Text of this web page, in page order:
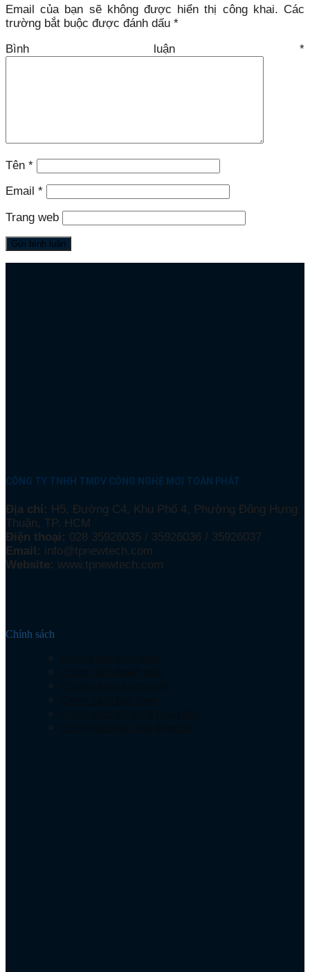
Email của bạn sẽ không được hiển thị công khai. Các
trường bắt buộc được đánh dấu *
Bình luận *
Tên *
Email *
Trang web
CÔNG TY TNHH TMDV CÔNG NGHỆ MỚI TOÀN PHÁT
Địa chỉ: H5, Đường C4, Khu Phố 4, Phường Đông Hưng
Thuận, TP. HCM
Điện thoại: 028 35926035 / 35926036 / 35926037
Email: info@tpnewtech.com
Website: www.tpnewtech.com
Chính sách